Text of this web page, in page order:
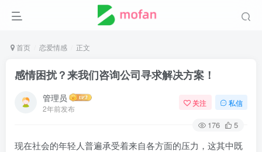
首页 恋爱情感 正文
感情困扰？来我们咨询公司寻求解决方案！
管理员
2年前发布
关注 私信
176 5
现在社会的年轻人普遍承受着来自各方面的压力，这其中既